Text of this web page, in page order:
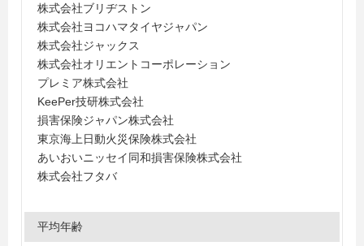
株式会社ブリヂストン
株式会社ヨコハマタイヤジャパン
株式会社ジャックス
株式会社オリエントコーポレーション
プレミア株式会社
KeePer技研株式会社
損害保険ジャパン株式会社
東京海上日動火災保険株式会社
あいおいニッセイ同和損害保険株式会社
株式会社フタバ
平均年齢